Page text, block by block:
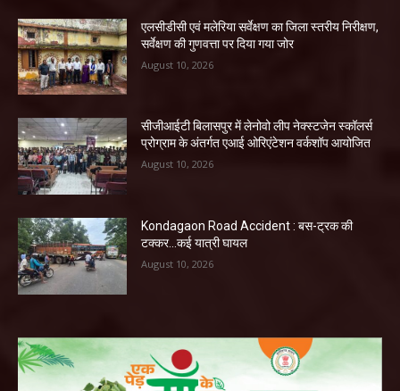
एलसीडीसी एवं मलेरिया सर्वेक्षण का जिला स्तरीय निरीक्षण,
सर्वेक्षण की गुणवत्ता पर दिया गया जोर
August 10, 2026
सीजीआईटी बिलासपुर में लेनोवो लीप नेक्स्टजेन स्कॉलर्स
प्रोग्राम के अंतर्गत एआई ओरिएंटेशन वर्कशॉप आयोजित
August 10, 2026
Kondagaon Road Accident : बस-ट्रक की
टक्कर…कई यात्री घायल
August 10, 2026